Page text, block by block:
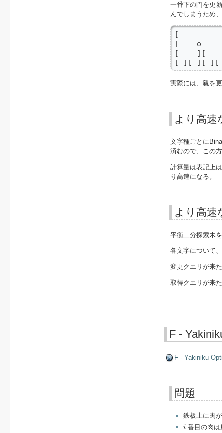
一番下の[*]を更
んでしまうため
[
[    o
[    ][
[ ][ ][ ][
実際には、親を
より高速
文字種ごとに
済むので、この
計算量は表記上
り高速になる。
より高速
平衡二分探索木
各文字について
変更クエリが来
取得クエリが来
F -
F - Yakiniku
問題
鉄板上に肉
i番目の肉は